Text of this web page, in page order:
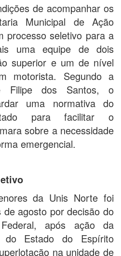
de acompanhar os
Municipal de Ação
processo seletivo para a
uma equipe de dois
superior e um de nível
motorista. Segundo a
Filipe dos Santos, o
uma normativa do
para facilitar o
sobre a necessidade
emergencial.
da Unis Norte foi
agosto por decisão do
após ação da
do Estado do Espírito
na unidade de